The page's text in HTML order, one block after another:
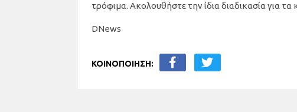
τρόφιμα. Ακολουθήστε την ίδια διαδικασία για
DNews
ΚΟΙΝΟΠΟΙΗΣΗ: